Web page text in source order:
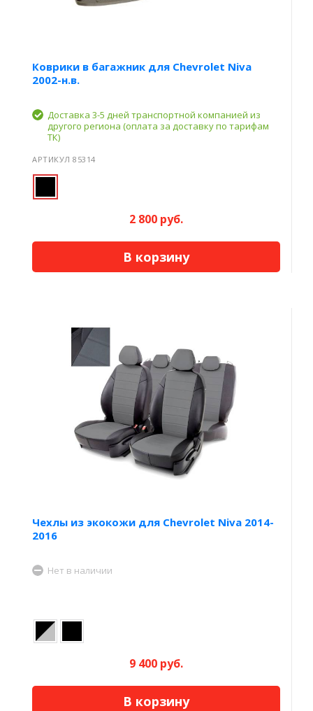
Коврики в багажник для Chevrolet Niva
2002-н.в.
Доставка 3-5 дней транспортной компанией из
другого региона (оплата за доставку по тарифам
ТК)
АРТИКУЛ 85314
2 800 руб.
В корзину
Чехлы из экокожи для Chevrolet Niva 2014-
2016
Нет в наличии
9 400 руб.
В корзину